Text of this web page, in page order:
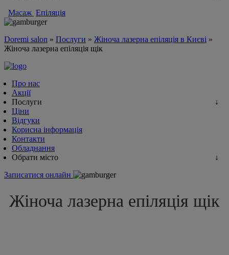
Масаж Епіляція
Doremi salon » Послуги » Жіноча лазерна епіляція в Києві »
Жіноча лазерна епіляція щік
Про нас
Акції
Послуги
Ціни
Відгуки
Корисна інформація
Контакти
Обладнання
Обрати місто
Записатися онлайн
Жіноча лазерна епіляція щік